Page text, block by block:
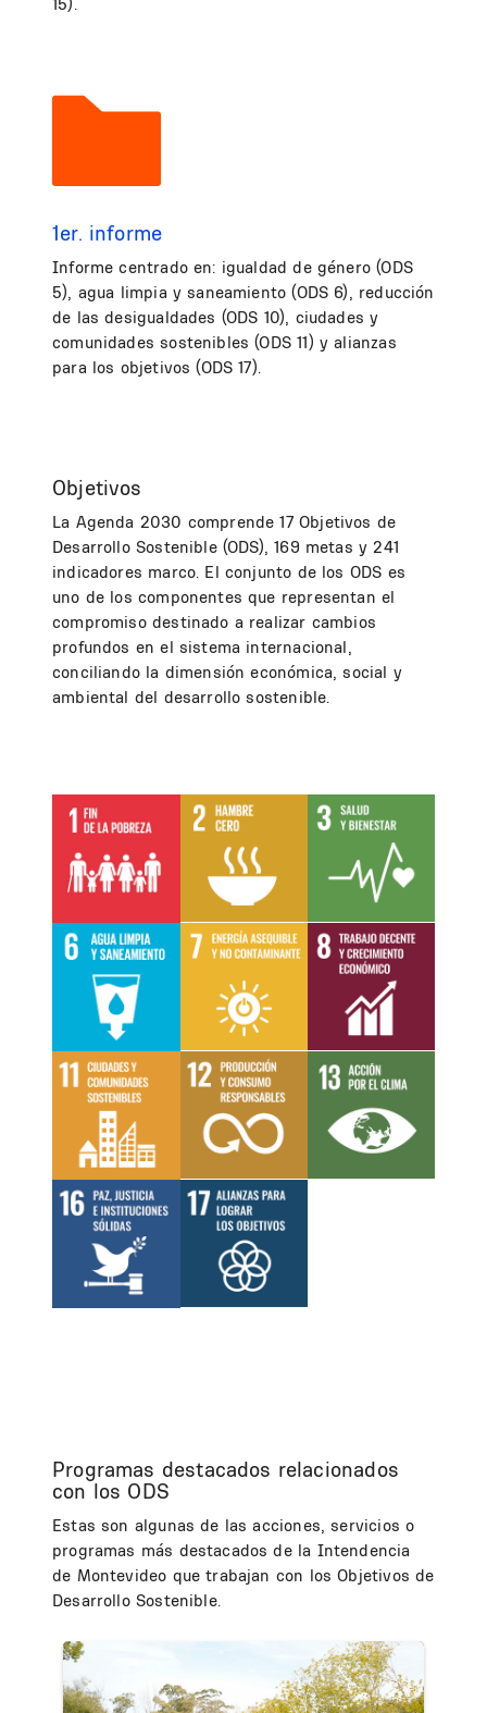
1er. informe
Informe centrado en: igualdad de género (ODS
5), agua limpia y saneamiento (ODS 6), reducción
de las desigualdades (ODS 10), ciudades y
comunidades sostenibles (ODS 11) y alianzas
para los objetivos (ODS 17).
Objetivos
La Agenda 2030 comprende 17 Objetivos de
Desarrollo Sostenible (ODS), 169 metas y 241
indicadores marco. El conjunto de los ODS es
uno de los componentes que representan el
compromiso destinado a realizar cambios
profundos en el sistema internacional,
conciliando la dimensión económica, social y
ambiental del desarrollo sostenible.
Programas destacados relacionados
con los ODS
Estas son algunas de las acciones, servicios o
programas más destacados de la Intendencia
de Montevideo que trabajan con los Objetivos de
Desarrollo Sostenible.